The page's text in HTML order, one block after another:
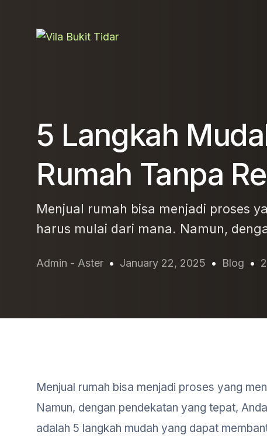
5 Langkah
Rumah Tanpa
Menjual rumah bisa menjadi proses
harus mulai dari mana. Namun,
Admin - Aster January 22, 2025 Blog
Menjual rumah bisa menjadi proses yang
Namun, dengan pendekatan yang tepat,
adalah 5 langkah mudah yang dapat